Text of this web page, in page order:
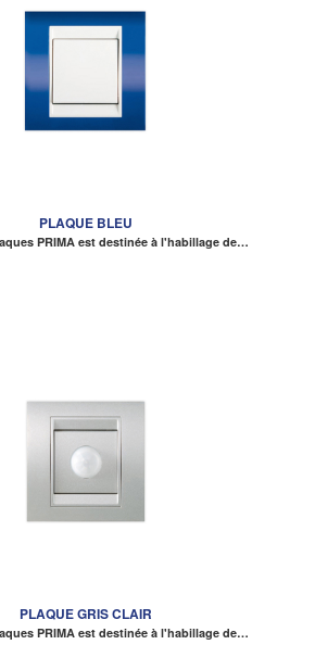
PLAQUE BLEU
PRIMA est destinée à l'habillage de…
PLAQUE GRIS CLAIR
PRIMA est destinée à l'habillage de…